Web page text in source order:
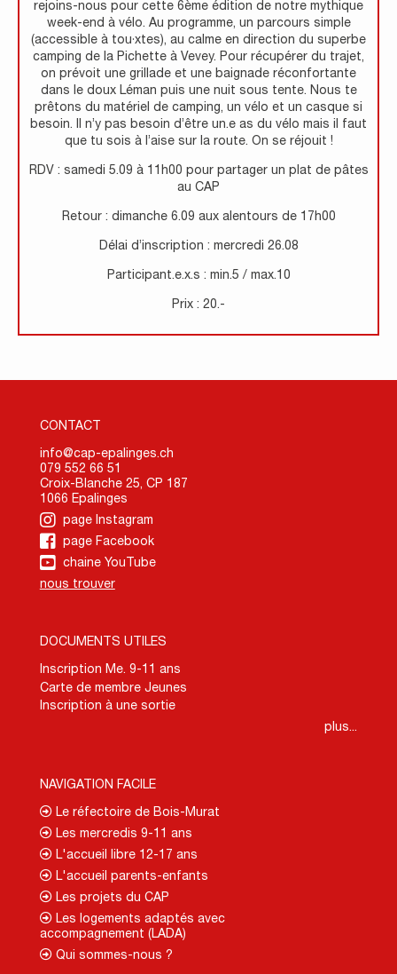
rejoins-nous pour cette 6ème édition de notre mythique
week-end à vélo. Au programme, un parcours simple
(accessible à tou·xtes), au calme en direction du superbe
camping de la Pichette à Vevey. Pour récupérer du trajet,
on prévoit une grillade et une baignade réconfortante
dans le doux Léman puis une nuit sous tente. Nous te
prêtons du matériel de camping, un vélo et un casque si
besoin. Il n’y pas besoin d’être un.e as du vélo mais il faut
que tu sois à l’aise sur la route. On se réjouit !
RDV : samedi 5.09 à 11h00 pour partager un plat de pâtes
au CAP
Retour : dimanche 6.09 aux alentours de 17h00
Délai d’inscription : mercredi 26.08
Participant.e.x.s : min.5 / max.10
Prix : 20.-
CONTACT
info@cap-epalinges.ch
079 552 66 51
Croix-Blanche 25, CP 187
1066 Epalinges
page Instagram
page Facebook
chaine YouTube
nous trouver
DOCUMENTS UTILES
Inscription Me. 9-11 ans
Carte de membre Jeunes
Inscription à une sortie
plus...
NAVIGATION FACILE
Le réfectoire de Bois-Murat
Les mercredis 9-11 ans
L'accueil libre 12-17 ans
L'accueil parents-enfants
Les projets du CAP
Les logements adaptés avec
accompagnement (LADA)
Qui sommes-nous ?